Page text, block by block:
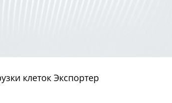
клеток Экспортер